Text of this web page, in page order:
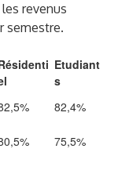
revenus
semestre.
Etudiant
s
82,4%
75,5%